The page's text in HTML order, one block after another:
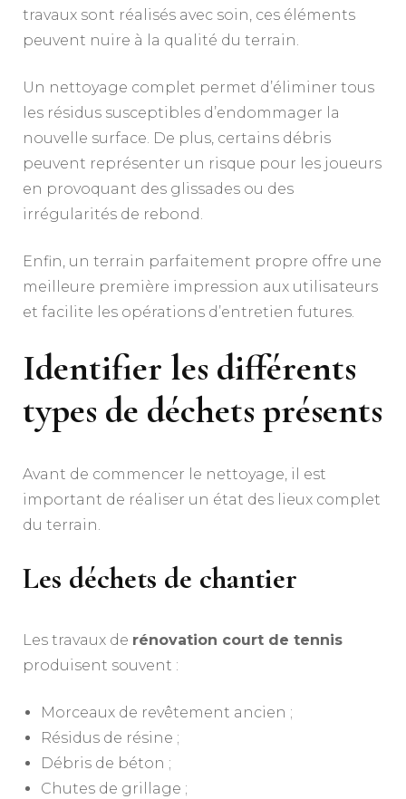
travaux sont réalisés avec soin, ces éléments
peuvent nuire à la qualité du terrain.
Un nettoyage complet permet d’éliminer tous
les résidus susceptibles d’endommager la
nouvelle surface. De plus, certains débris
peuvent représenter un risque pour les joueurs
en provoquant des glissades ou des
irrégularités de rebond.
Enfin, un terrain parfaitement propre offre une
meilleure première impression aux utilisateurs
et facilite les opérations d’entretien futures.
Identifier les différents
types de déchets présents
Avant de commencer le nettoyage, il est
important de réaliser un état des lieux complet
du terrain.
Les déchets de chantier
Les travaux de rénovation court de tennis
produisent souvent :
Morceaux de revêtement ancien ;
Résidus de résine ;
Débris de béton ;
Chutes de grillage ;